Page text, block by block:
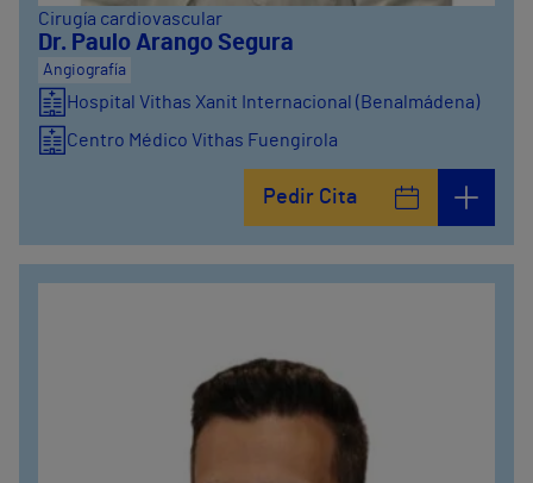
Cirugía cardiovascular
Dr. Paulo Arango Segura
Angiografía
Hospital Vithas Xanit Internacional (Benalmádena)
Centro Médico Vithas Fuengirola
Pedir Cita